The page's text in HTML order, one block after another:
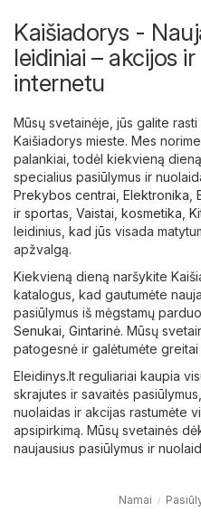
Kaišiadorys -
leidiniai – akcijos
internetu
Mūsų svetainėje, jūs galite
Kaišiadorys mieste. Mes
palankiai, todėl kiekvieną
specialius pasiūlymus ir
Prekybos centrai Elektronika
ir sportas Vaistai, kosmetika
leidinius, kad jūs visada
apžvalgą.
Kiekvieną dieną naršykite
katalogus, kad gautumėte
pasiūlymus iš mėgstamų
Senukai Gintarinė. Mūsų
patogesnė ir galėtumėte
Eleidinys.lt reguliariai kaupia
skrajutes ir savaitės
nuolaidas ir akcijas rastumėte
apsipirkimą. Mūsų svetainės
naujausius pasiūlymus ir
Namai